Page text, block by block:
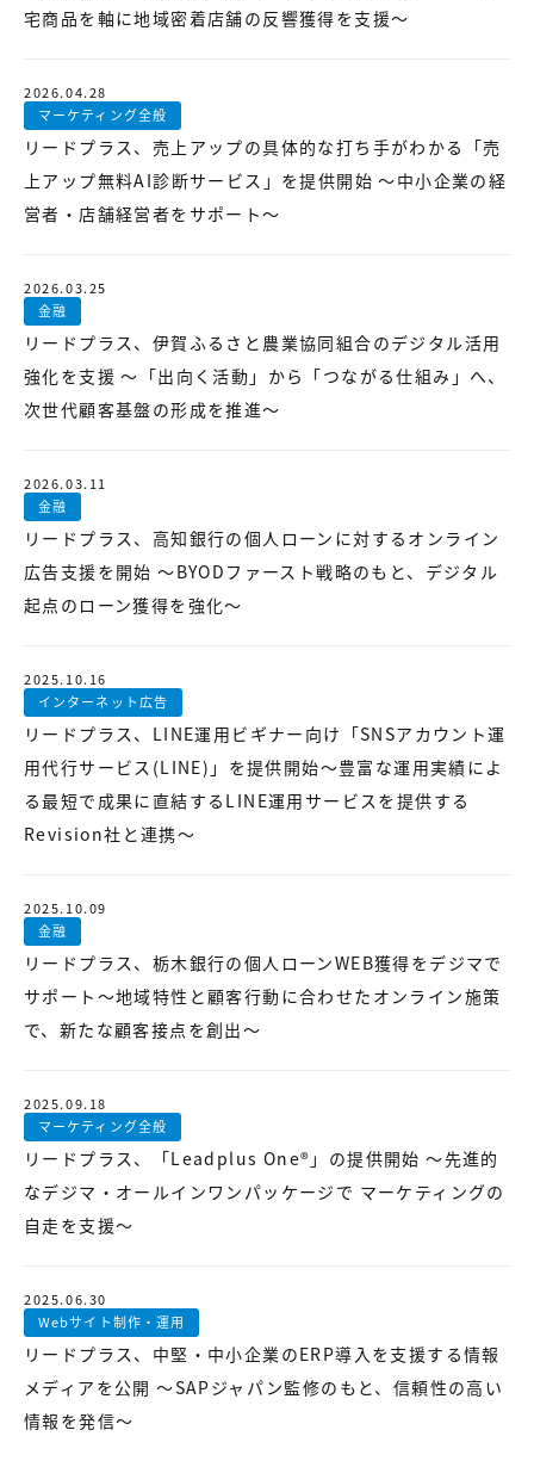
【クリニック向け】新規集患
Web広告サービス
Web広告パッケージ
【塾・個別塾業界向け】新規
集客Web広告パッケージ
サイトアクセス増加パッケー
Web制作の製品
WEBプラス
宅商品を軸に地域密着店舗の反響獲得を支援～
2026.04.28
マーケティング全般
リードプラス、売上アップの具体的な打ち手がわかる「売
上アップ無料AI診断サービス」を提供開始 ～中小企業の経
営者・店舗経営者をサポート～
2026.03.25
金融
リードプラス、伊賀ふるさと農業協同組合のデジタル活用
強化を支援 ～「出向く活動」から「つながる仕組み」へ、
次世代顧客基盤の形成を推進～
2026.03.11
金融
リードプラス、高知銀行の個人ローンに対するオンライン
広告支援を開始 ～BYODファースト戦略のもと、デジタル
起点のローン獲得を強化～
2025.10.16
インターネット広告
リードプラス、LINE運用ビギナー向け「SNSアカウント運
用代行サービス(LINE)」を提供開始～豊富な運用実績によ
る最短で成果に直結するLINE運用サービスを提供する
Revision社と連携～
2025.10.09
金融
リードプラス、栃木銀行の個人ローンWEB獲得をデジマで
サポート～地域特性と顧客行動に合わせたオンライン施策
で、新たな顧客接点を創出～
2025.09.18
マーケティング全般
リードプラス、「Leadplus One®」の提供開始 ～先進的
なデジマ・オールインワンパッケージで マーケティングの
自走を支援～
2025.06.30
Webサイト制作・運用
リードプラス、中堅・中小企業のERP導入を支援する情報
メディアを公開 ～SAPジャパン監修のもと、信頼性の高い
情報を発信～